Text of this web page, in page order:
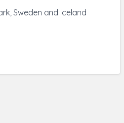
Sweden and Iceland